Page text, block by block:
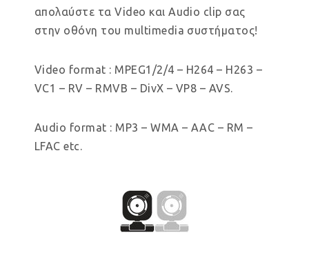
απολαύστε τα Video και Audio clip σας
στην οθόνη του multimedia συστήματος!
Video format : MPEG1/2/4 – H264 – H263 –
VC1 – RV – RMVB – DivX – VP8 – AVS.
Audio format : MP3 – WMA – AAC – RM –
LFAC etc.